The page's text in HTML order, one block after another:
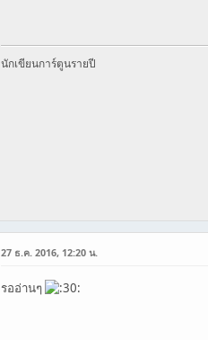
นักเขียนการ์ตูนรายปี
27 ธ.ค. 2016, 12:20 น.
รออ่านๆ